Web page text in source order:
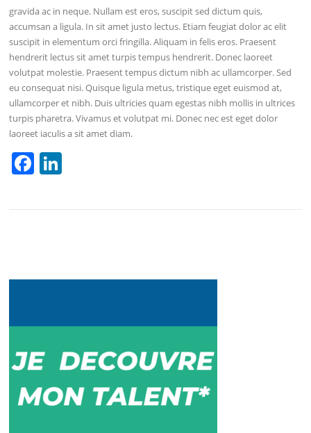
gravida ac in neque. Nullam est eros, suscipit sed dictum quis,
accumsan a ligula. In sit amet justo lectus. Etiam feugiat dolor ac elit
suscipit in elementum orci fringilla. Aliquam in felis eros. Praesent
hendrerit lectus sit amet turpis tempus hendrerit. Donec laoreet
volutpat molestie. Praesent tempus dictum nibh ac ullamcorper. Sed
eu consequat nisi. Quisque ligula metus, tristique eget euismod at,
ullamcorper et nibh. Duis ultricies quam egestas nibh mollis in ultrices
turpis pharetra. Vivamus et volutpat mi. Donec nec est eget dolor
laoreet iaculis a sit amet diam.
F
o
k
n